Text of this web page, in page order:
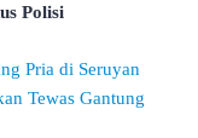
Polisi